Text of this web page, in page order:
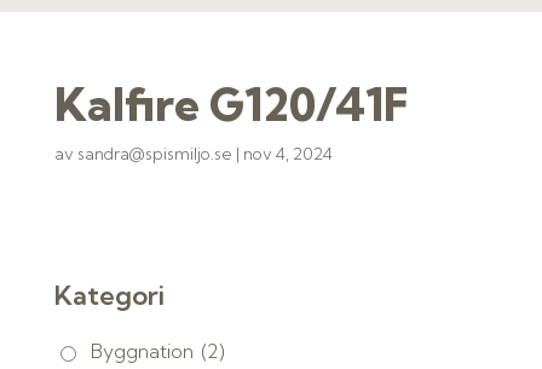
Kalfire G120/41F
av sandra@spismiljo.se | nov 4, 2024
Kategori
Byggnation (2)